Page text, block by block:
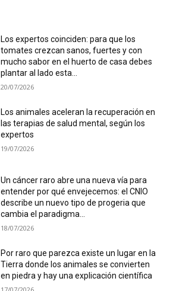
Los expertos coinciden: para que los
tomates crezcan sanos, fuertes y con
mucho sabor en el huerto de casa debes
plantar al lado esta...
20/07/2026
Los animales aceleran la recuperación en
las terapias de salud mental, según los
expertos
19/07/2026
Un cáncer raro abre una nueva vía para
entender por qué envejecemos: el CNIO
describe un nuevo tipo de progeria que
cambia el paradigma...
18/07/2026
Por raro que parezca existe un lugar en la
Tierra donde los animales se convierten
en piedra y hay una explicación científica